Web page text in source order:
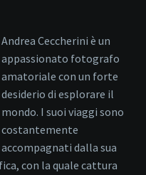
Andrea Ceccherini è un
appassionato fotografo
amatoriale con un forte
desiderio di esplorare il
mondo. I suoi viaggi sono
costantemente
accompagnati dalla sua
con la quale cattura